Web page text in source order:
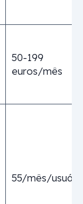
50-199
euros/mês
55/mês/